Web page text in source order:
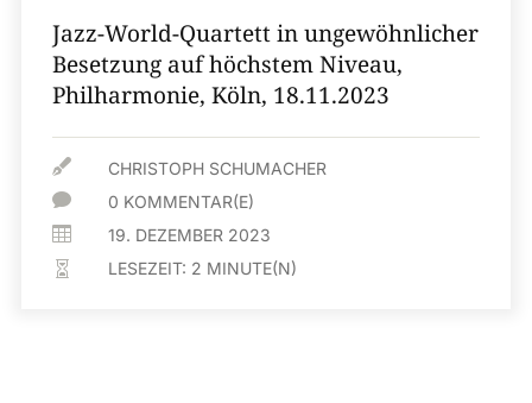
Jazz-World-Quartett in ungewöhnlicher
Besetzung auf höchstem Niveau,
Philharmonie, Köln, 18.11.2023
 CHRISTOPH SCHUMACHER
 0 KOMMENTAR(E)
 19. DEZEMBER 2023
 LESEZEIT: 2 MINUTE(N)